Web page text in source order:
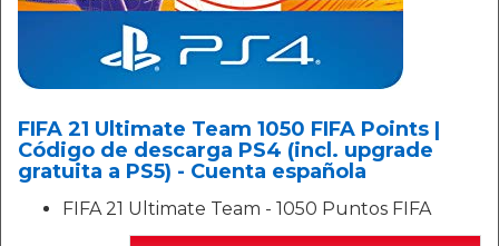
FIFA 21 Ultimate Team 1050 FIFA Points |
Código de descarga PS4 (incl. upgrade
gratuita a PS5) - Cuenta española
FIFA 21 Ultimate Team - 1050 Puntos FIFA